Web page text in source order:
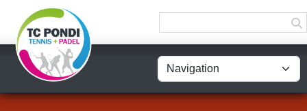
Panneau de gestion des cookies